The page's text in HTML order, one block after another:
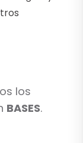
los
BASES.